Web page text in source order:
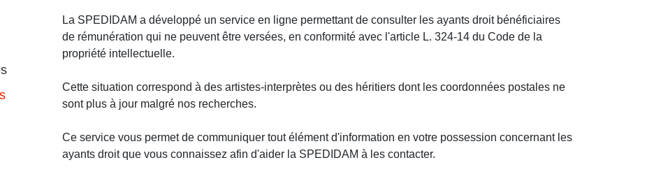
La SPEDIDAM a développé un service en ligne permettant de consulter les ayants droit bénéficiaires
de rémunération qui ne peuvent être versées, en conformité avec l'article L. 324-14 du Code de la
propriété intellectuelle.
Cette situation correspond à des artistes-interprètes ou des héritiers dont les coordonnées postales ne
sont plus à jour malgré nos recherches.
Ce service vous permet de communiquer tout élément d'information en votre possession concernant les
ayants droit que vous connaissez afin d'aider la SPEDIDAM à les contacter.